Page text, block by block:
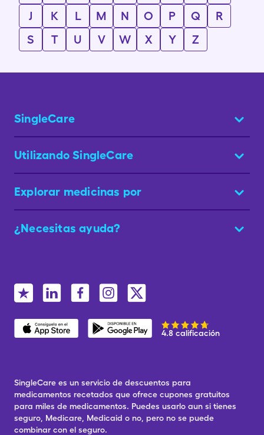
J
K L M N O P Q
R
S
T U V W X Y Z
SingleCare
Utilizando SingleCare
Explorar medicinas por
¿Necesitas ayuda?
4.8 calificación
SingleCare es un servicio de descuentos para
medicamentos recetados que ofrece cupones gratuitos
para miles de medicamentos. Puedes usarlo aun si tienes
seguro, Medicare, Medicaid o no, pero no se puede
combinar con el seguro.